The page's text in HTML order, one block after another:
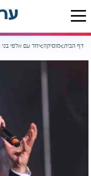
דף הבית מוסיקה